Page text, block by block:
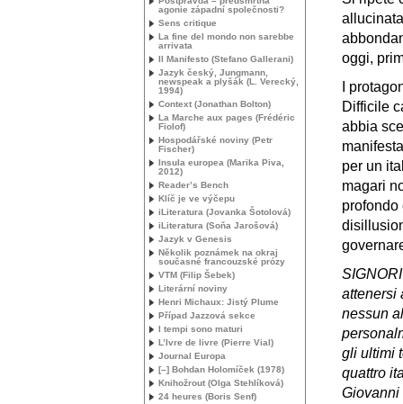
oggi,
I
Difficile
abbia
per un
magari
SIGNORI
attenersi
nessun
gli ultimi
quattro
Giovanni
agonie západní společnosti?
Sens critique
La fine del mondo non sarebbe
arrivata
Il Manifesto (Stefano Gallerani)
Jazyk český, Jungmann,
newspeak a plyšák (L. Verecký,
1994)
Context (Jonathan Bolton)
La Marche aux pages (Frédéric
Fiolof)
Hospodářské noviny (Petr
Fischer)
Insula europea (Marika Piva,
2012)
Reader’s Bench
Klíč je ve výčepu
iLiteratura (Jovanka Šotolová)
iLiteratura (Soňa Jarošová)
Jazyk v Genesis
Několik poznámek na okraj
současné francouzské prózy
VTM (Filip Šebek)
Literární noviny
Henri Michaux: Jistý Plume
Případ Jazzová sekce
I tempi sono maturi
L’Ivre de livre (Pierre Vial)
Journal Europa
[–] Bohdan Holomíček (1978)
Knihožrout (Olga Stehlíková)
24 heures (Boris Senf)